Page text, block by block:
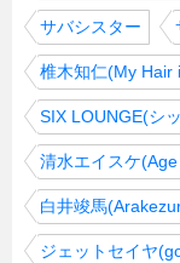
サバシスター
椎木知仁(My Hair
SIX LOUNGE(シ
清水エイスケ
白井竣馬
ジェットセイヤ